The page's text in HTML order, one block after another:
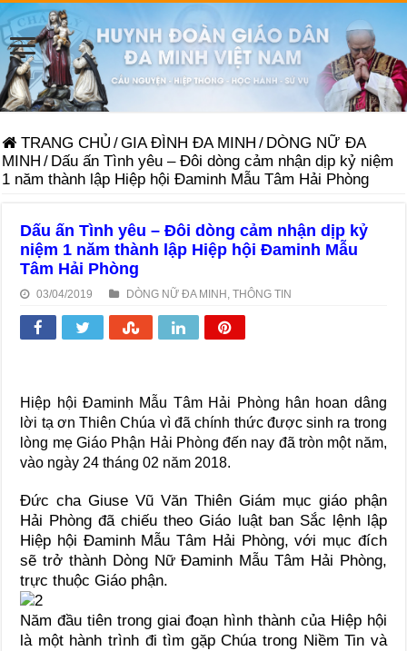
TRANG CHỦ /GIA ĐÌNH ĐA MINH / DÒNG NỮ ĐA
MINH / Dấu ấn Tình yêu – Đôi dòng cảm nhận dịp kỷ niệm
1 năm thành lập Hiệp hội Đaminh Mẫu Tâm Hải Phòng
Dấu ấn Tình yêu – Đôi dòng cảm nhận dịp kỷ
niệm 1 năm thành lập Hiệp hội Đaminh Mẫu
Tâm Hải Phòng
03/04/2019 DÒNG NỮ ĐA MINH ,THÔNG TIN
Hiệp hội Đaminh Mẫu Tâm Hải Phòng hân hoan dâng
lời tạ ơn Thiên Chúa vì đã chính thức được sinh ra trong
lòng mẹ Giáo Phận Hải Phòng đến nay đã tròn một năm,
vào ngày 24 tháng 02 năm 2018.
Đức cha Giuse Vũ Văn Thiên Giám mục giáo phận
Hải Phòng đã chiếu theo Giáo luật ban Sắc lệnh lập
Hiệp hội Đaminh Mẫu Tâm Hải Phòng, với mục đích
sẽ trở thành Dòng Nữ Đaminh Mẫu Tâm Hải Phòng,
trực thuộc Giáo phận.
Năm đầu tiên trong giai đoạn hình thành của Hiệp hội
là một hành trình đi tìm gặp Chúa trong Niềm Tin và